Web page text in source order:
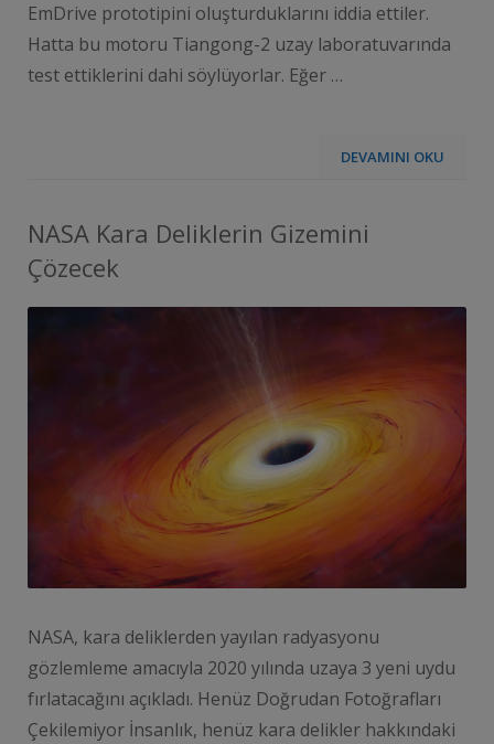
EmDrive prototipini oluşturduklarını iddia ettiler.
Hatta bu motoru Tiangong-2 uzay laboratuvarında
test ettiklerini dahi söylüyorlar. Eğer …
DEVAMINI OKU
NASA Kara Deliklerin Gizemini
Çözecek
NASA, kara deliklerden yayılan radyasyonu
gözlemleme amacıyla 2020 yılında uzaya 3 yeni uydu
fırlatacağını açıkladı. Henüz Doğrudan Fotoğrafları
Çekilemiyor İnsanlık, henüz kara delikler hakkındaki